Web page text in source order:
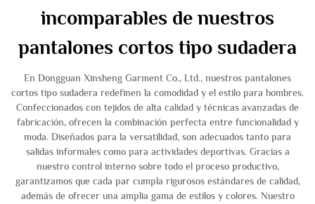
incomparables de nuestros
pantalones cortos tipo sudadera
En Dongguan Xinsheng Garment Co., Ltd., nuestros pantalones
cortos tipo sudadera redefinen la comodidad y el estilo para hombres.
Confeccionados con tejidos de alta calidad y técnicas avanzadas de
fabricación, ofrecen la combinación perfecta entre funcionalidad y
moda. Diseñados para la versatilidad, son adecuados tanto para
salidas informales como para actividades deportivas. Gracias a
nuestro control interno sobre todo el proceso productivo,
garantizamos que cada par cumpla rigurosos estándares de calidad,
además de ofrecer una amplia gama de estilos y colores. Nuestro